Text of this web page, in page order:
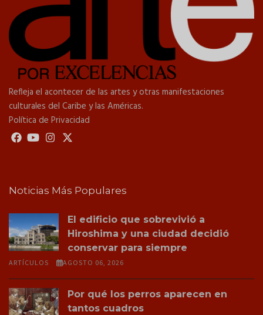
Refleja el acontecer de las artes y otras manifestaciones
culturales del Caribe y las Américas.
Política de Privacidad
Noticias Más Populares
El edificio que sobrevivió a
Hiroshima y una ciudad decidió
conservar para siempre
ARTÍCULOS AGOSTO 06, 2026
Por qué los perros aparecen en
tantos cuadros